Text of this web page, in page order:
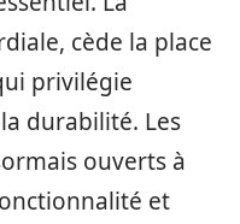
cède la place
privilégie
durabilité. Les
ouverts à
et